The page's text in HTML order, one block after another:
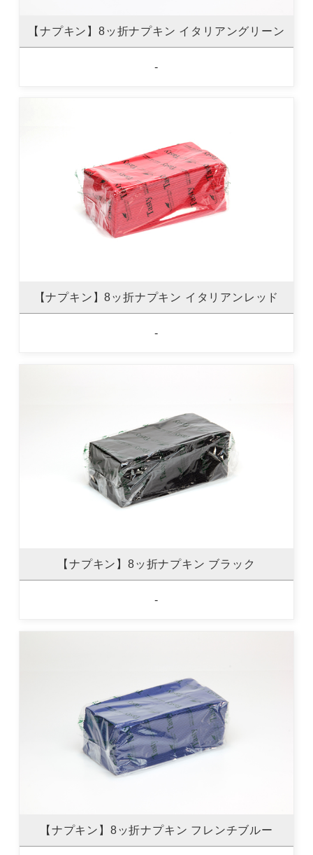
【ナプキン】8ッ折ナプキン イタリアングリーン
-
【ナプキン】8ッ折ナプキン イタリアンレッド
-
【ナプキン】8ッ折ナプキン ブラック
-
【ナプキン】8ッ折ナプキン フレンチブルー